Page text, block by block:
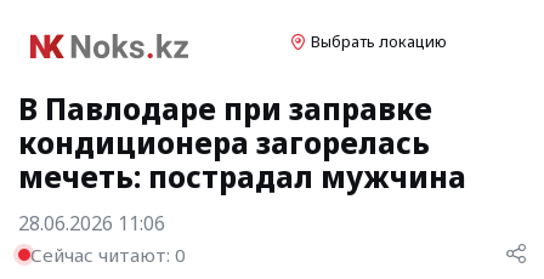
Выбрать локацию
В Павлодаре при заправке
кондиционера загорелась
мечеть: пострадал мужчина
28.06.2026 11:06
Сейчас читают: 0